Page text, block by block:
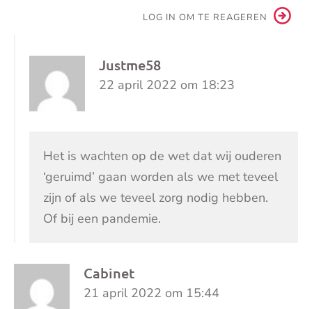
LOG IN OM TE REAGEREN
Justme58
22 april 2022 om 18:23
Het is wachten op de wet dat wij ouderen
‘geruimd’ gaan worden als we met teveel
zijn of als we teveel zorg nodig hebben.
Of bij een pandemie.
Cabinet
21 april 2022 om 15:44